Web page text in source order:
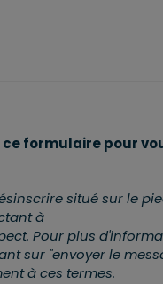
ce formulaire pour
situé sur le
à
Pour plus
sur "envoyer le
à ces termes.